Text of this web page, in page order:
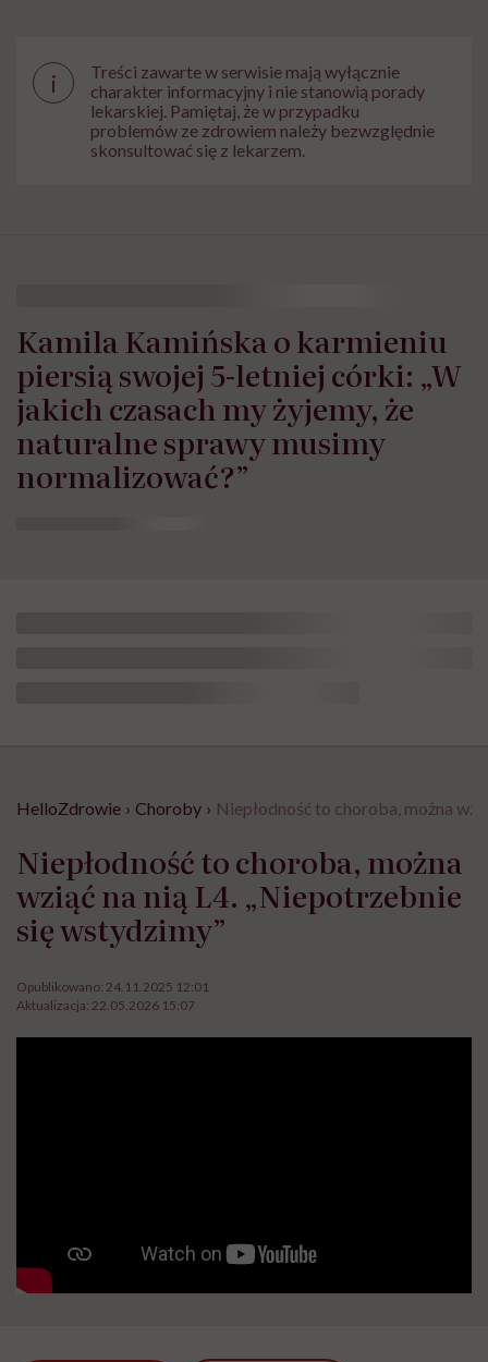
i
Treści zawarte w serwisie mają wyłącznie
charakter informacyjny i nie stanowią porady
lekarskiej. Pamiętaj, że w przypadku
problemów ze zdrowiem należy bezwzględnie
skonsultować się z lekarzem.
Kamila Kamińska o karmieniu
piersią swojej 5-letniej córki: „W
jakich czasach my żyjemy, że
naturalne sprawy musimy
normalizować?”
HelloZdrowie › Choroby › Niepłodność to choroba, można
Niepłodność to choroba, można
wziąć na nią L4. „Niepotrzebnie
się wstydzimy”
Opublikowano: 24.11.2025 12:01
Aktualizacja: 22.05.2026 15:07